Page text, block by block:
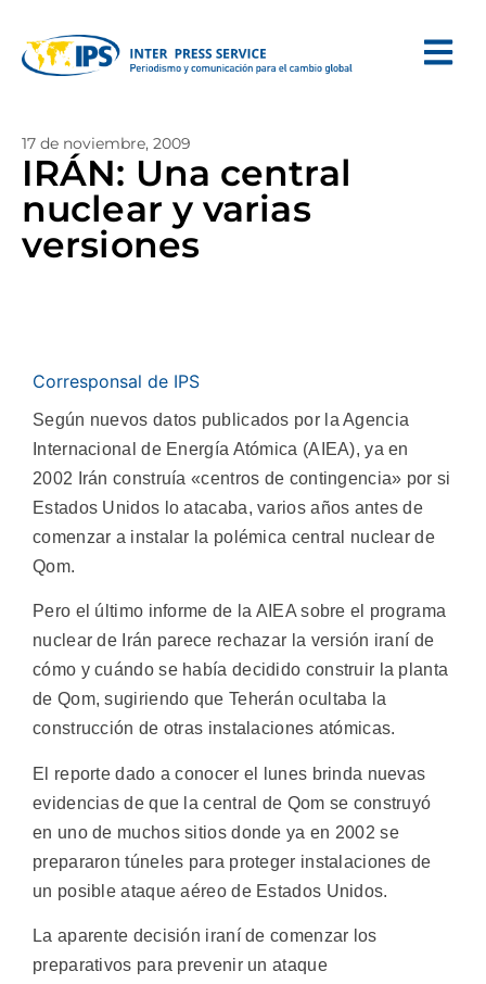
17 de noviembre, 2009
IRÁN: Una central
nuclear y varias
versiones
Corresponsal de IPS
Según nuevos datos publicados por la Agencia
Internacional de Energía Atómica (AIEA), ya en
2002 Irán construía «centros de contingencia» por si
Estados Unidos lo atacaba, varios años antes de
comenzar a instalar la polémica central nuclear de
Qom.
Pero el último informe de la AIEA sobre el programa
nuclear de Irán parece rechazar la versión iraní de
cómo y cuándo se había decidido construir la planta
de Qom, sugiriendo que Teherán ocultaba la
construcción de otras instalaciones atómicas.
El reporte dado a conocer el lunes brinda nuevas
evidencias de que la central de Qom se construyó
en uno de muchos sitios donde ya en 2002 se
prepararon túneles para proteger instalaciones de
un posible ataque aéreo de Estados Unidos.
La aparente decisión iraní de comenzar los
preparativos para prevenir un ataque